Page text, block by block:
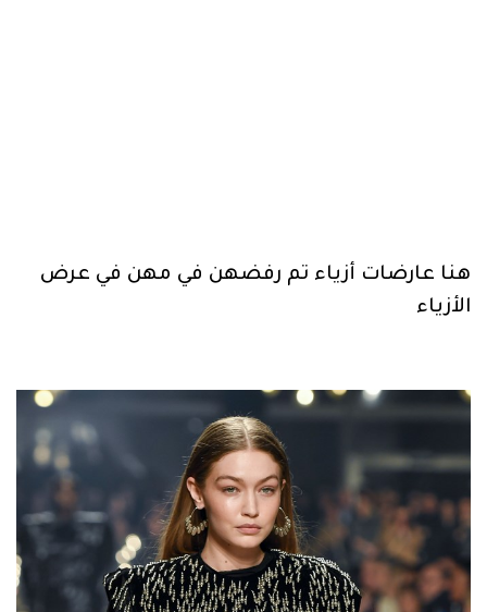
هنا عارضات أزياء تم رفضهن في مهن في عرض
الأزياء